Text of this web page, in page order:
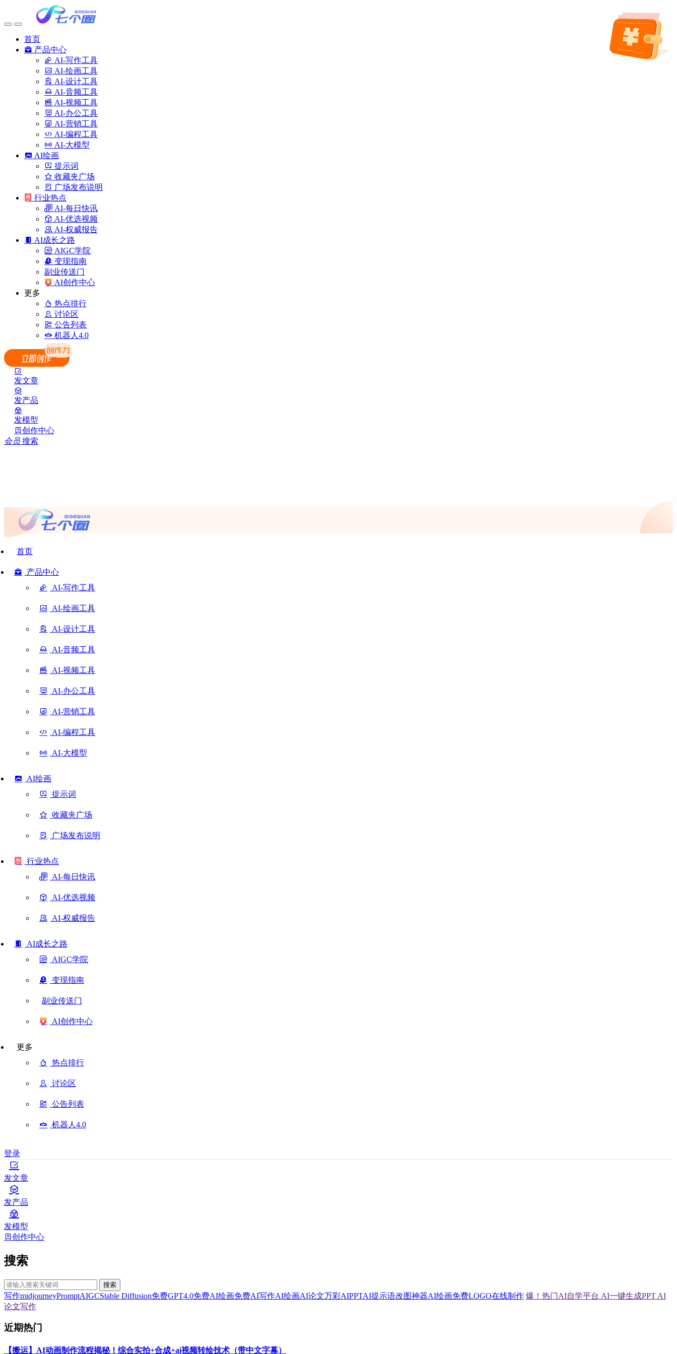
首页
产品中心
AI-写作工具
AI-绘画工具
AI-设计工具
AI-音频工具
AI-视频工具
AI-办公工具
AI-营销工具
AI-编程工具
AI-大模型
AI绘画
提示词
收藏夹广场
广场发布说明
行业热点
AI-每日快讯
AI-优选视频
AI-权威报告
AI成长之路
AIGC学院
变现指南
副业传送门
AI创作中心
更多
热点排行
讨论区
公告列表
机器人4.0
发文章
发产品
发模型
创作中心
会员 搜索
首页
产品中心
AI-写作工具
AI-绘画工具
AI-设计工具
AI-音频工具
AI-视频工具
AI-办公工具
AI-营销工具
AI-编程工具
AI-大模型
AI绘画
提示词
收藏夹广场
广场发布说明
行业热点
AI-每日快讯
AI-优选视频
AI-权威报告
AI成长之路
AIGC学院
变现指南
副业传送门
AI创作中心
更多
热点排行
讨论区
公告列表
机器人4.0
登录
发文章
发产品
发模型
创作中心
搜索
搜索
写作midjourneyPromptAIGCStable Diffusion免费GPT4.0免费AI绘画免费AI写作AI绘画AI论文万彩AIPPTAI提示语改图神器AI绘画免费LOGO在线制作 爆！热门AI自学平台 AI一键生成PPT AI
论文写作
近期热门
【搬运】AI动画制作流程揭秘！综合实拍+合成+ai视频转绘技术（带中文字幕）